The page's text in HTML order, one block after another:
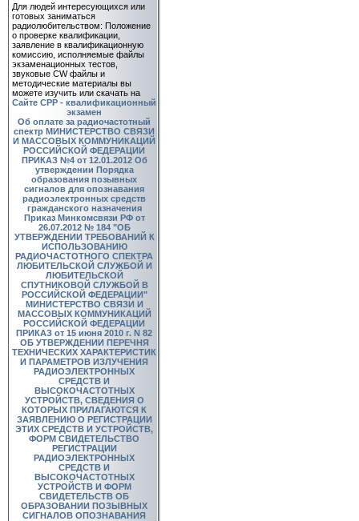
Для людей интересующихся или
готовых заниматься
радиолюбительством: Положение
о проверке квалификации,
заявление в квалификационную
комиссию, исполняемые файлы
экзаменационных тестов,
звуковые CW файлы и
методические материалы вы
можете изучить или скачать на
Сайте СРР - квалификационный
экзамен
Об оплате за радиочастотный
спектр МИНИСТЕРСТВО СВЯЗИ
И МАССОВЫХ КОММУНИКАЦИЙ
РОССИЙСКОЙ ФЕДЕРАЦИИ
ПРИКАЗ №4 от 12.01.2012 Об
утверждении Порядка
образования позывных
сигналов для опознавания
радиоэлектронных средств
гражданского назначения
Приказ Минкомсвязи РФ от
26.07.2012 № 184 "ОБ
УТВЕРЖДЕНИИ ТРЕБОВАНИЙ К
ИСПОЛЬЗОВАНИЮ
РАДИОЧАСТОТНОГО СПЕКТРА
ЛЮБИТЕЛЬСКОЙ СЛУЖБОЙ И
ЛЮБИТЕЛЬСКОЙ
СПУТНИКОВОЙ СЛУЖБОЙ В
РОССИЙСКОЙ ФЕДЕРАЦИИ"
МИНИСТЕРСТВО СВЯЗИ И
МАССОВЫХ КОММУНИКАЦИЙ
РОССИЙСКОЙ ФЕДЕРАЦИИ
ПРИКАЗ от 15 июня 2010 г. N 82
ОБ УТВЕРЖДЕНИИ ПЕРЕЧНЯ
ТЕХНИЧЕСКИХ ХАРАКТЕРИСТИК
И ПАРАМЕТРОВ ИЗЛУЧЕНИЯ
РАДИОЭЛЕКТРОННЫХ
СРЕДСТВ И
ВЫСОКОЧАСТОТНЫХ
УСТРОЙСТВ, СВЕДЕНИЯ О
КОТОРЫХ ПРИЛАГАЮТСЯ К
ЗАЯВЛЕНИЮ О РЕГИСТРАЦИИ
ЭТИХ СРЕДСТВ И УСТРОЙСТВ,
ФОРМ СВИДЕТЕЛЬСТВО
РЕГИСТРАЦИИ
РАДИОЭЛЕКТРОННЫХ
СРЕДСТВ И
ВЫСОКОЧАСТОТНЫХ
УСТРОЙСТВ И ФОРМ
СВИДЕТЕЛЬСТВ ОБ
ОБРАЗОВАНИИ ПОЗЫВНЫХ
СИГНАЛОВ ОПОЗНАВАНИЯ